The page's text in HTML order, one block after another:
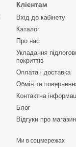
Клієнтам
Вхід до кабінету
Каталог
Про нас
Укладання
покриттів
Оплата і доставка
Обмін та
Контактна
Блог
Відгуки про магазин
Ми в соцмережах